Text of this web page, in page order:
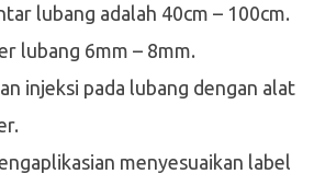
lubang adalah 40cm – 100cm.
lubang 6mm – 8mm.
injeksi pada lubang dengan alat
menyesuaikan label